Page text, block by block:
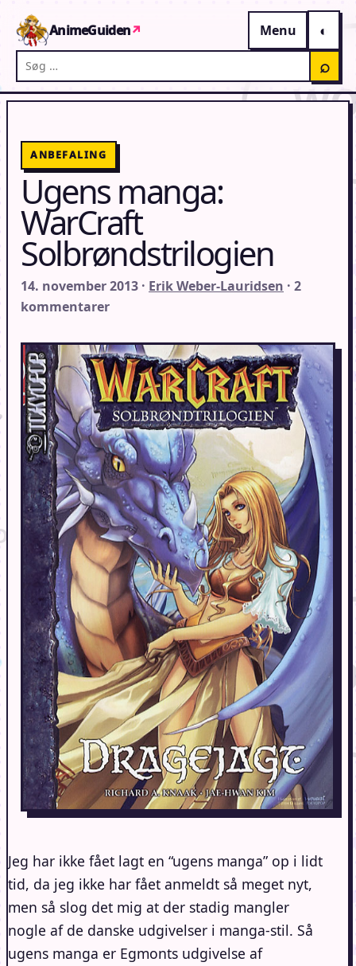
AnimeGuiden↗
Menu
Søg på AnimeGuiden
⌕
ANBEFALING
Ugens manga:
WarCraft
Solbrøndstrilogien
14. november 2013 · Erik Weber-Lauridsen · 2
kommentarer
Jeg har ikke fået lagt en “ugens manga” op i lidt
tid, da jeg ikke har fået anmeldt så meget nyt,
men så slog det mig at der stadig mangler
nogle af de danske udgivelser i manga-stil. Så
ugens manga er Egmonts udgivelse af